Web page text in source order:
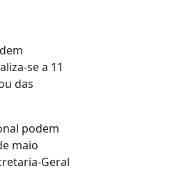
se a 11
das
podem
maio
Geral